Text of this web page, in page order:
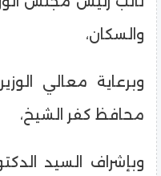
والسكان،
وبرعاية معالي
محافظ كفر الشيخ،
وبإشراف السيد